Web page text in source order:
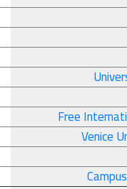
Free
Venice